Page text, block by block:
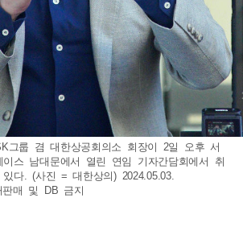
그룹 겸 대한상공회의소 회장이 2일 오후 서
스 남대문에서 열린 연임 기자간담회에서 취
다. (사진 = 대한상의) 2024.05.03.
판매 및 DB 금지